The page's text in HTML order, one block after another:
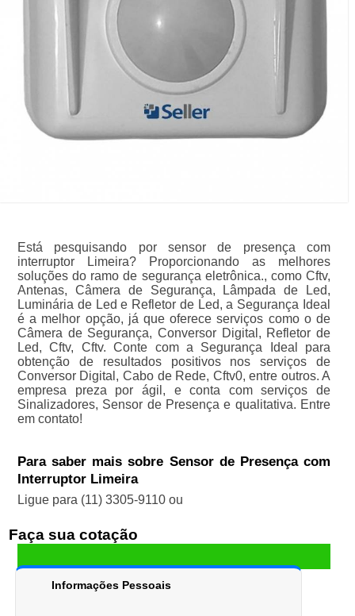
Está pesquisando por sensor de presença com
interruptor Limeira? Proporcionando as melhores
soluções do ramo de segurança eletrônica., como Cftv,
Antenas, Câmera de Segurança, Lâmpada de Led,
Luminária de Led e Refletor de Led, a Segurança Ideal
é a melhor opção, já que oferece serviços como o de
Câmera de Segurança, Conversor Digital, Refletor de
Led, Cftv, Cftv. Conte com a Segurança Ideal para
obtenção de resultados positivos nos serviços de
Conversor Digital, Cabo de Rede, Cftv0, entre outros. A
empresa preza por ágil, e conta com serviços de
Sinalizadores, Sensor de Presença e qualitativa. Entre
em contato!
Para saber mais sobre Sensor de Presença com
Interruptor Limeira
Ligue para (11) 3305-9110ou
Faça sua cotação
Informações Pessoais